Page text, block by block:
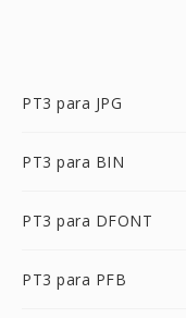
PT3 para JPG
PT3 para BIN
PT3 para DFONT
PT3 para PFB